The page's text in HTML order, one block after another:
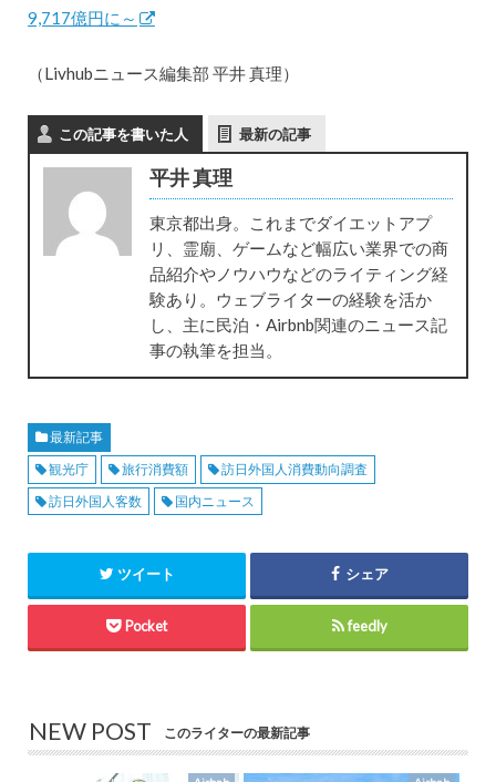
9,717億円に～
（Livhubニュース編集部 平井 真理）
この記事を書いた人 最新の記事
平井 真理
東京都出身。これまでダイエットアプ
リ、霊廟、ゲームなど幅広い業界での商
品紹介やノウハウなどのライティング経
験あり。ウェブライターの経験を活か
し、主に民泊・Airbnb関連のニュース記
事の執筆を担当。
最新記事
観光庁
旅行消費額
訪日外国人消費動向調査
訪日外国人客数
国内ニュース
ツイート シェア
Pocket feedly
NEW POST このライターの最新記事